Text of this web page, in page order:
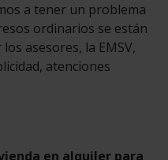
a tener un problema
ordinarios se están
asesores, la EMSV,
atenciones
en alquiler para